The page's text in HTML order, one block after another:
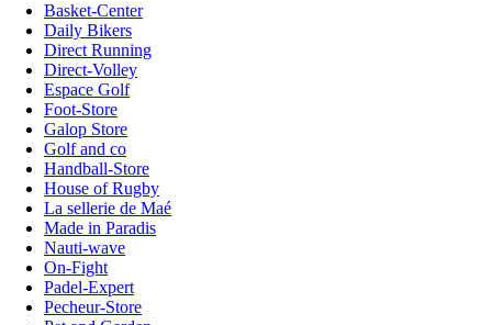
Basket-Center
Daily Bikers
Direct Running
Direct-Volley
Espace Golf
Foot-Store
Galop Store
Golf and co
Handball-Store
House of Rugby
La sellerie de Maé
Made in Paradis
Nauti-wave
On-Fight
Padel-Expert
Pecheur-Store